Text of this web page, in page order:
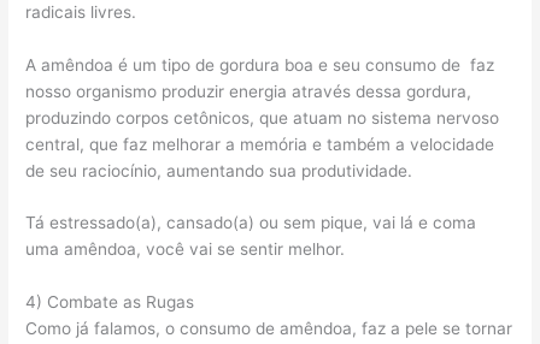
radicais livres.
A amêndoa é um tipo de gordura boa e seu consumo de faz
nosso organismo produzir energia através dessa gordura,
produzindo corpos cetônicos, que atuam no sistema nervoso
central, que faz melhorar a memória e também a velocidade
de seu raciocínio, aumentando sua produtividade.
Tá estressado(a), cansado(a) ou sem pique, vai lá e coma
uma amêndoa, você vai se sentir melhor.
4) Combate as Rugas
Como já falamos, o consumo de amêndoa, faz a pele se tornar